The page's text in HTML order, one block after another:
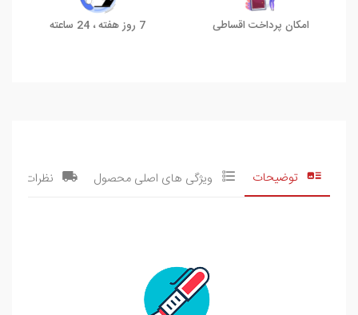
امکان پرداخت اقساطی 7 روز هفته ، 24 ساعته
توضیحات ویژگی های اصلی محصول نظرات